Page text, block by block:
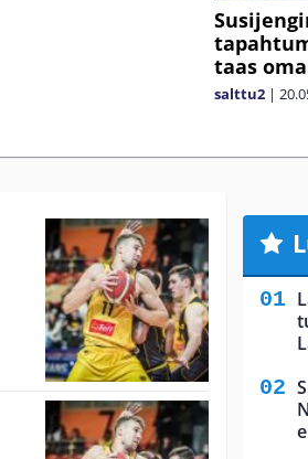
taas
salttu2 |